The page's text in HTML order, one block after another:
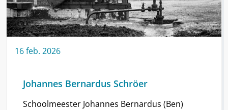
16feb. 2026
Johannes Bernardus Schröer
Schoolmeester Johannes Bernardus (Ben)